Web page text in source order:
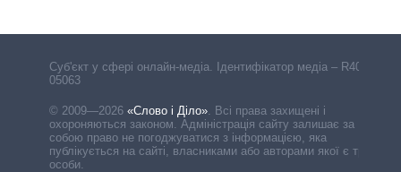
Cуб'єкт у сфері онлайн-медіа. Ідентифікатор медіа – R40-
05063
© 2009—2026 «Слово і Діло»
Всі права захищені і
охороняються законом. Адміністрація сайту залишає за
собою право не погоджуватися з інформацією, яка
публікується на сайті, власниками або авторами якої є треті
особи.